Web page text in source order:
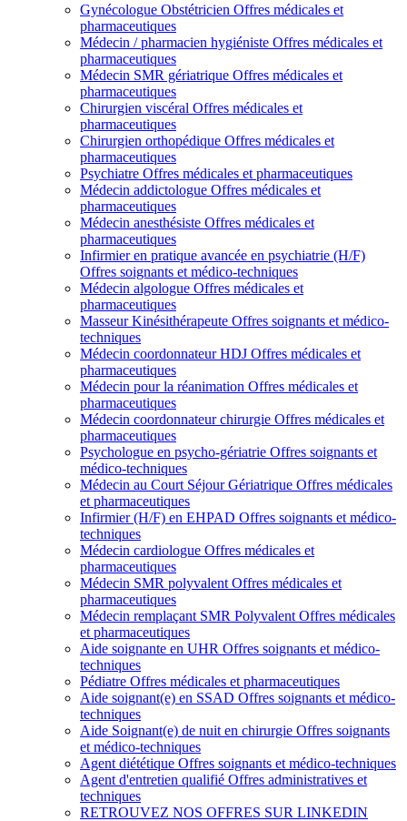
Gynécologue Obstétricien Offres médicales et
pharmaceutiques
Médecin / pharmacien hygiéniste Offres médicales et
pharmaceutiques
Médecin SMR gériatrique Offres médicales et
pharmaceutiques
Chirurgien viscéral Offres médicales et
pharmaceutiques
Chirurgien orthopédique Offres médicales et
pharmaceutiques
Psychiatre Offres médicales et pharmaceutiques
Médecin addictologue Offres médicales et
pharmaceutiques
Médecin anesthésiste Offres médicales et
pharmaceutiques
Infirmier en pratique avancée en psychiatrie (H/F)
Offres soignants et médico-techniques
Médecin algologue Offres médicales et
pharmaceutiques
Masseur Kinésithérapeute Offres soignants et médico-
techniques
Médecin coordonnateur HDJ Offres médicales et
pharmaceutiques
Médecin pour la réanimation Offres médicales et
pharmaceutiques
Médecin coordonnateur chirurgie Offres médicales et
pharmaceutiques
Psychologue en psycho-gériatrie Offres soignants et
médico-techniques
Médecin au Court Séjour Gériatrique Offres médicales
et pharmaceutiques
Infirmier (H/F) en EHPAD Offres soignants et médico-
techniques
Médecin cardiologue Offres médicales et
pharmaceutiques
Médecin SMR polyvalent Offres médicales et
pharmaceutiques
Médecin remplaçant SMR Polyvalent Offres médicales
et pharmaceutiques
Aide soignante en UHR Offres soignants et médico-
techniques
Pédiatre Offres médicales et pharmaceutiques
Aide soignant(e) en SSAD Offres soignants et médico-
techniques
Aide Soignant(e) de nuit en chirurgie Offres soignants
et médico-techniques
Agent diététique Offres soignants et médico-techniques
Agent d'entretien qualifié Offres administratives et
techniques
RETROUVEZ NOS OFFRES SUR LINKEDIN